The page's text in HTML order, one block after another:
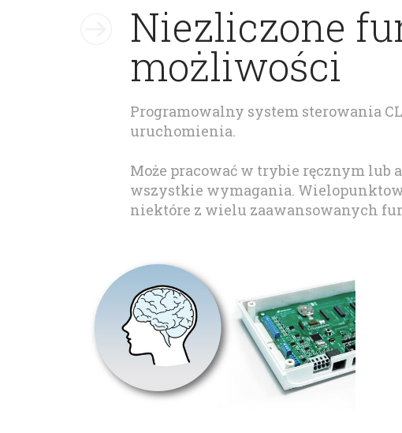
Niezliczone
możliwości
Programowalny system sterowania
uruchomienia.
Może pracować w trybie ręcznym
wszystkie wymagania.
niektóre z wielu zaawansowanych